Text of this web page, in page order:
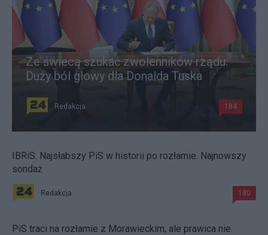
Ze świecą szukać zwolenników rządu.
Duży ból głowy dla Donalda Tuska
Redakcja 184
IBRiS: Najsłabszy PiS w historii po rozłamie. Najnowszy
sondaż
Redakcja 180
PiS traci na rozłamie z Morawieckim, ale prawica nie.